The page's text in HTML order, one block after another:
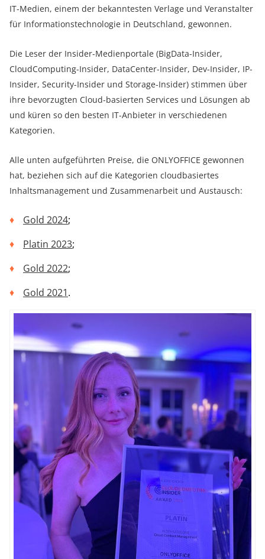
IT-Medien, einem der bekanntesten Verlage und Veranstalter
für Informationstechnologie in Deutschland, gewonnen.
Die Leser der Insider-Medienportale (BigData-Insider,
CloudComputing-Insider, DataCenter-Insider, Dev-Insider, IP-
Insider, Security-Insider und Storage-Insider) stimmen über
ihre bevorzugten Cloud-basierten Services und Lösungen ab
und küren so den besten IT-Anbieter in verschiedenen
Kategorien.
Alle unten aufgeführten Preise, die ONLYOFFICE gewonnen
hat, beziehen sich auf die Kategorien cloudbasiertes
Inhaltsmanagement und Zusammenarbeit und Austausch:
Gold 2024;
Platin 2023;
Gold 2022;
Gold 2021.